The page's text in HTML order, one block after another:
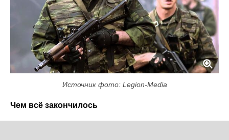
Источник фото: Legion-Media
Чем всё закончилось